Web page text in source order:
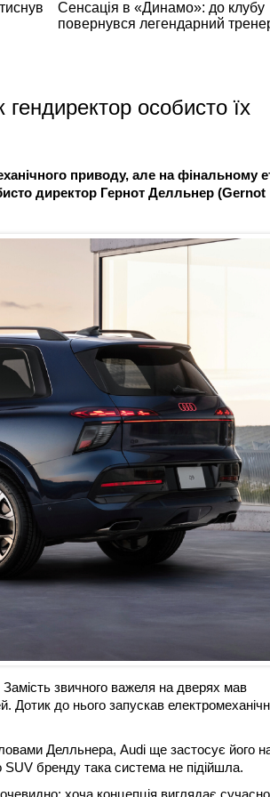
особисто їх
приводу, але на фінальному
директор Гернот Делльнер (Gernot
звичного важеля на дверях мав
Дотик до нього запускав
Делльнера, Audi ще застосує його
бренду така система не підійшла.